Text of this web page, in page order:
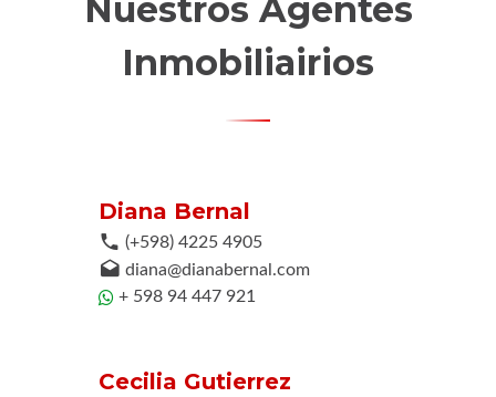
Nuestros Agentes
Inmobiliairios
Diana Bernal
(+598) 4225 4905
diana@dianabernal.com
+ 598 94 447 921
Cecilia Gutierrez